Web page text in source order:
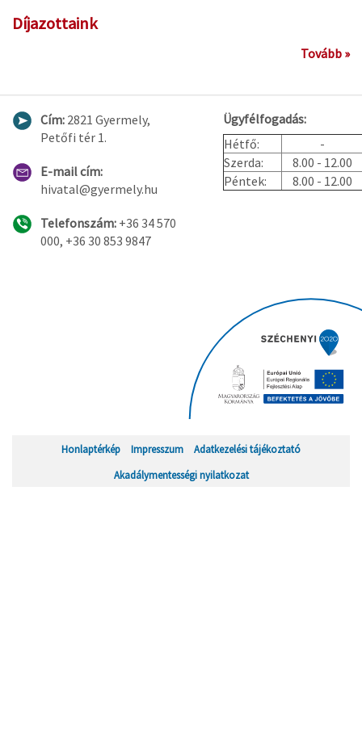
Díjazottaink
Tovább »
Cím: 2821 Gyermely,
Petőfi tér 1.
E-mail cím:
hivatal@gyermely.hu
Telefonszám: +36 34 570
000, +36 30 853 9847
Ügyfélfogadás:
Hétfő:
-
Szerda:
8.00 - 12.00
Péntek:
8.00 - 12.00
Honlaptérkép Impresszum
Adatkezelési tájékoztató
Akadálymentességi nyilatkozat